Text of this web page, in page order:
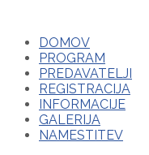
DOMOV
PROGRAM
PREDAVATELJI
REGISTRACIJA
INFORMACIJE
GALERIJA
NAMESTITEV